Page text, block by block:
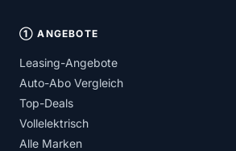
① ANGEBOTE
Leasing-Angebote
Auto-Abo Vergleich
Top-Deals
Vollelektrisch
Alle Marken